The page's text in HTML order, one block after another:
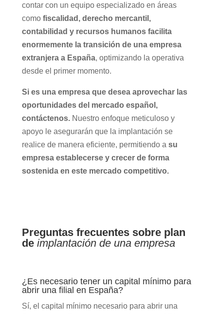
contar con un equipo especializado en áreas
comofiscalidad, derecho mercantil,
contabilidad y recursos humanos facilita
enormemente la transición de una empresa
extranjera a España, optimizando la operativa
desde el primer momento.
Si es una empresa que desea aprovechar las
oportunidades del mercado español,
contáctenos.Nuestro enfoque meticuloso y
apoyo le asegurarán que la implantación se
realice de manera eficiente, permitiendo a su
empresa establecerse y crecer de forma
sostenida en este mercado competitivo.
Preguntas frecuentes sobre plan
de implantación de una empresa
¿Es necesario tener un capital mínimo para
abrir una filial en España?
Sí, el capital mínimo necesario para abrir una